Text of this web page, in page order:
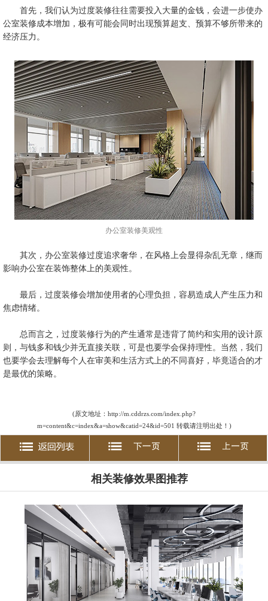
首先，我们认为过度装修往往需要投入大量的金钱，会进一步使办
公室装修成本增加，极有可能会同时出现预算超支、预算不够所带来的
经济压力。
办公室装修美观性
其次，办公室装修过度追求奢华，在风格上会显得杂乱无章，继而
影响办公室在装饰整体上的美观性。
最后，过度装修会增加使用者的心理负担，容易造成人产生压力和
焦虑情绪。
总而言之，过度装修行为的产生通常是违背了简约和实用的设计原
则，与钱多和钱少并无直接关联，可是也要学会保持理性。当然，我们
也要学会去理解每个人在审美和生活方式上的不同喜好，毕竟适合的才
是最优的策略。
(原文地址：http://m.cddrzs.com/index.php?
m=content&c=index&a=show&catid=24&id=501 转载请注明出处！)
相关装修效果图推荐